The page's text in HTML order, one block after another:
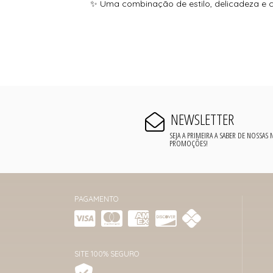
✨ Uma combinação de estilo, delicadeza
NEWSLETTER
SEJA A PRIMEIRA A SABER DE NOSSAS
PROMOÇÕES!
PAGAMENTO
SITE 100% SEGURO